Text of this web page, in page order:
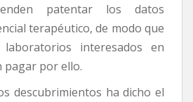
patentar los datos
terapéutico, de modo que
interesados en
pagar por ello.
descubrimientos ha dicho el